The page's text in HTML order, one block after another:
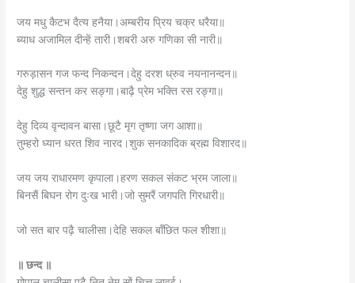
जय मधु कैटभ दैत्य हनैया।अम्बरीय प्रिय चक्र धरैया॥
ब्याध अजामिल दीन्हें तारी।शबरी अरु गणिका सी नारी॥
गरुड़ासन गज फन्द निकन्दन।देहु दरश ध्रुव नयनानन्दन॥
देहु शुद्ध सन्तन कर सङ्गा।बाढ़ै प्रेम भक्ति रस रङ्गा॥
देहु दिव्य वृन्दावन बासा।छूटै मृग तृष्णा जग आशा॥
तुम्हरो ध्यान धरत शिव नारद।शुक सनकादिक ब्रह्म विशारद॥
जय जय राधारमण कृपाला।हरण सकल संकट भ्रम जाला॥
बिनसैं बिघन रोग दुःख भारी।जो सुमरैं जगपति गिरधारी॥
जो सत बार पढ़ै चालीसा।देहि सकल बाँछित फल शीशा॥
॥ छन्द ॥